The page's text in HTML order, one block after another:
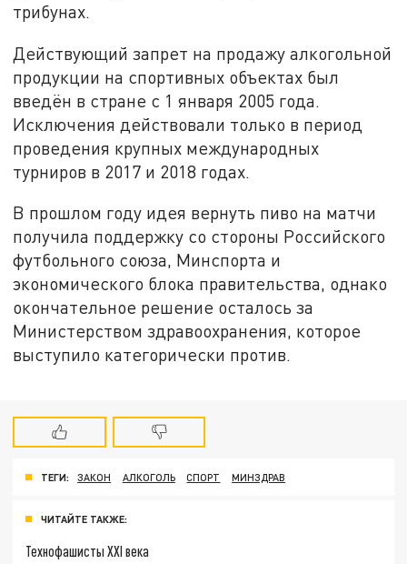
трибунах.
Действующий запрет на продажу алкогольной
продукции на спортивных объектах был
введён в стране с 1 января 2005 года.
Исключения действовали только в период
проведения крупных международных
турниров в 2017 и 2018 годах.
В прошлом году идея вернуть пиво на матчи
получила поддержку со стороны Российского
футбольного союза, Минспорта и
экономического блока правительства, однако
окончательное решение осталось за
Министерством здравоохранения, которое
выступило категорически против.
ТЕГИ: ЗАКОН АЛКОГОЛЬ СПОРТ МИНЗДРАВ
ЧИТАЙТЕ ТАКЖЕ:
Технофашисты XXI века